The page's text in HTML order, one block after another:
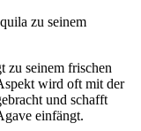
zu seinem
zu seinem frischen
wird oft mit der
und schafft
einfängt.